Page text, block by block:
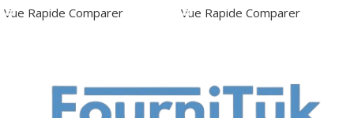
Vue Rapide Comparer Vue Rapide Comparer